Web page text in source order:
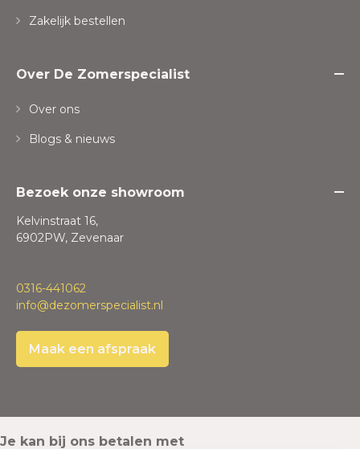
Zakelijk bestellen
Over De Zomerspecialist
Over ons
Blogs & nieuws
Bezoek onze showroom
Kelvinstraat 16,
6902PW, Zevenaar
0316-441062
info@dezomerspecialist.nl
Maak een afspraak
Je kan bij ons betalen met